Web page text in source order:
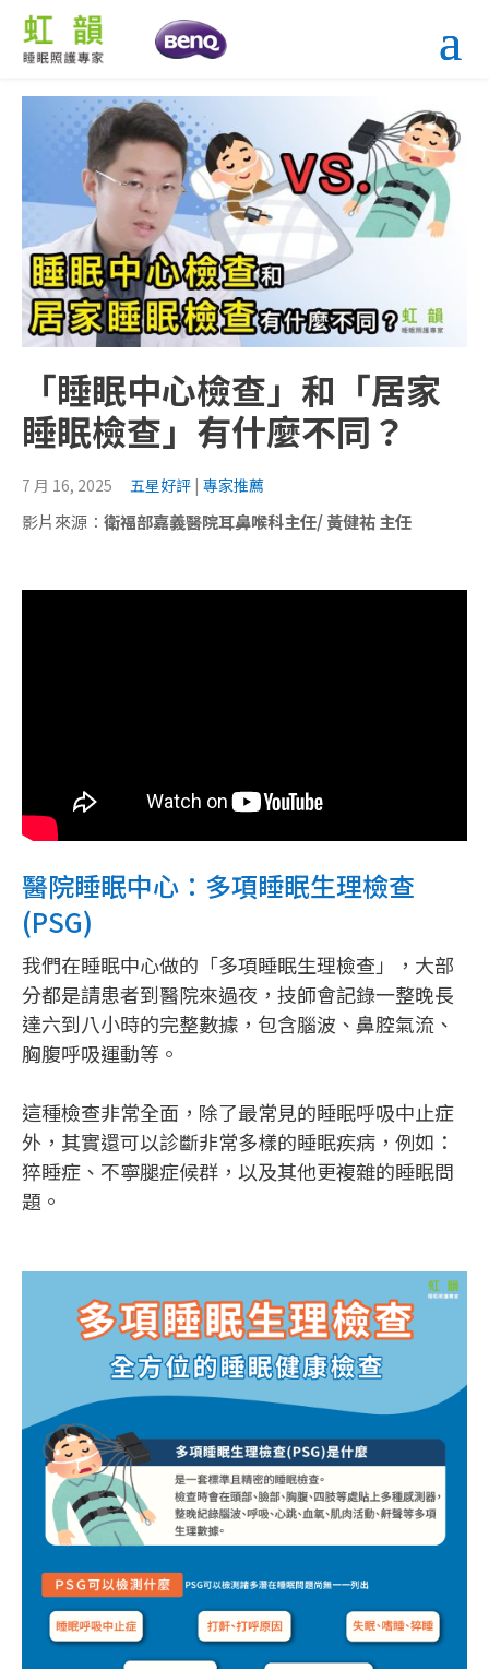
「睡眠中心檢查」和「居家
睡眠檢查」有什麼不同？
7 月 16, 2025 五星好評 | 專家推薦
影片來源： 衛福部嘉義醫院耳鼻喉科主任/ 黃健祐 主任
醫院睡眠中心：多項睡眠生理檢查
(PSG)
我們在睡眠中心做的「多項睡眠生理檢查」，大部
分都是請患者到醫院來過夜，技師會記錄一整晚長
達六到八小時的完整數據，包含腦波、鼻腔氣流、
胸腹呼吸運動等。
這種檢查非常全面，除了最常見的睡眠呼吸中止症
外，其實還可以診斷非常多樣的睡眠疾病，例如：
猝睡症、不寧腿症候群，以及其他更複雜的睡眠問
題。